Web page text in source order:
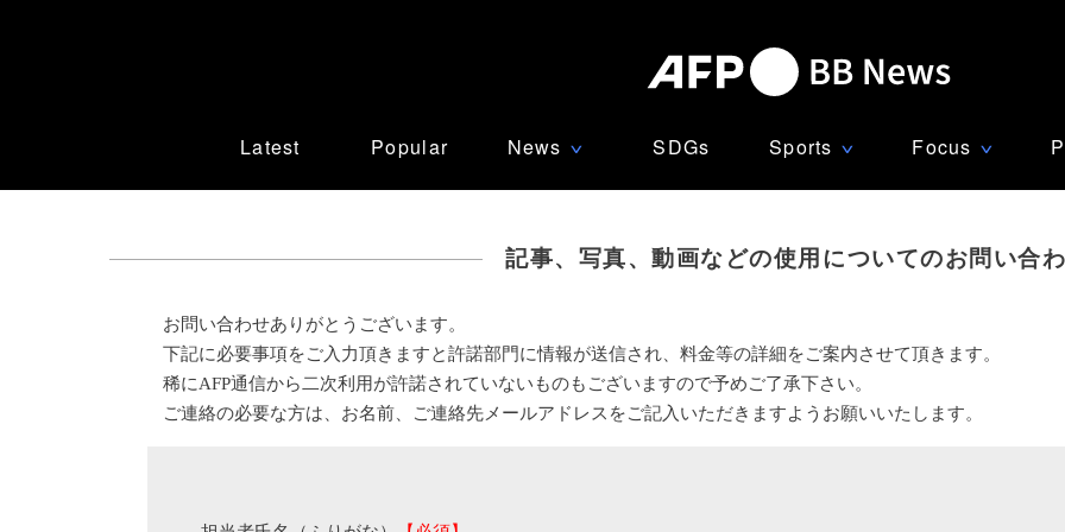
Latest Popular News ∨ SDGs Sports ∨ Focus ∨
記事、写真、動画などの使用についてのお問い合
お問い合わせありがとうございます。
下記に必要事項をご入力頂きますと許諾部門に情報が送信され、料金等の詳細をご案内させて頂きます。
稀にAFP通信から二次利用が許諾されていないものもございますので予めご了承下さい。
ご連絡の必要な方は、お名前、ご連絡先メールアドレスをご記入いただきますようお願いいたします。